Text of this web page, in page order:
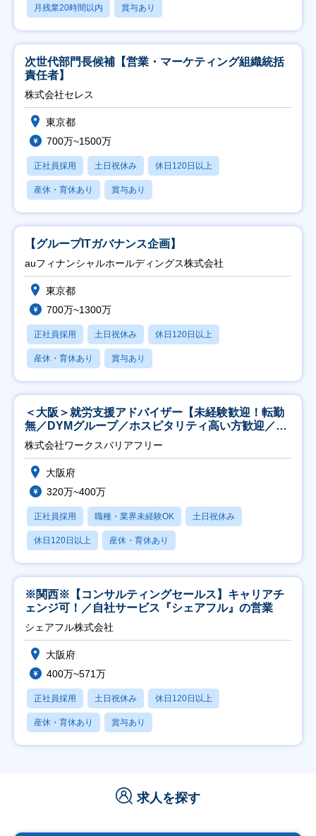
月残業20時間以内 賞与あり
次世代部門長候補【営業・マーケティング組織統括
責任者】
株式会社セレス
東京都
700万~1500万
正社員採用 土日祝休み 休日120日以上
産休・育休あり 賞与あり
【グループITガバナンス企画】
auフィナンシャルホールディングス株式会社
東京都
700万~1300万
正社員採用 土日祝休み 休日120日以上
産休・育休あり 賞与あり
＜大阪＞就労支援アドバイザー【未経験歓迎！転勤
無／DYMグループ／ホスピタリティ高い方歓迎／土
日祝】
株式会社ワークスバリアフリー
大阪府
320万~400万
正社員採用 職種・業界未経験OK 土日祝休み
休日120日以上 産休・育休あり
※関西※【コンサルティングセールス】キャリアチ
ェンジ可！／自社サービス『シェアフル』の営業
シェアフル株式会社
大阪府
400万~571万
正社員採用 土日祝休み 休日120日以上
産休・育休あり 賞与あり
求人を探す